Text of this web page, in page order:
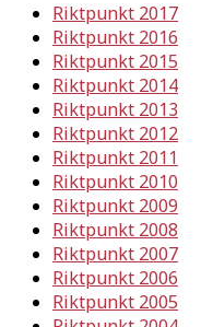
Riktpunkt 2017
Riktpunkt 2016
Riktpunkt 2015
Riktpunkt 2014
Riktpunkt 2013
Riktpunkt 2012
Riktpunkt 2011
Riktpunkt 2010
Riktpunkt 2009
Riktpunkt 2008
Riktpunkt 2007
Riktpunkt 2006
Riktpunkt 2005